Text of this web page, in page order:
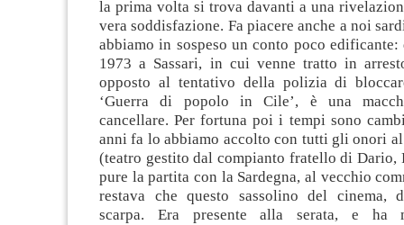
la prima volta si trova davanti a una
vera soddisfazione. Fa piacere anche a noi
abbiamo in sospeso un conto poco
1973 a Sassari, in cui venne tratto in
opposto al tentativo della polizia di
‘Guerra di popolo in Cile’, è una
cancellare. Per fortuna poi i tempi sono
anni fa lo abbiamo accolto con tutti gli onori
(teatro gestito dal compianto fratello di
pure la partita con la Sardegna, al vecchio
restava che questo sassolino del cinema,
scarpa. Era presente alla serata, e ha